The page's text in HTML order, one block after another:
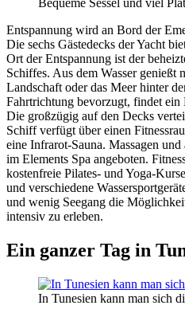
Entspannung wird an Bord der
Die sechs Gästedecks der Yacht
Ort der Entspannung ist der
Schiffes. Aus dem Wasser genießt
Landschaft oder das Meer hinter
Fahrtrichtung bevorzugt, findet
Die großzügig auf den Decks
Schiff verfügt über einen
eine Infrarot-Sauna. Massagen
im Elements Spa angeboten.
kostenfreie Pilates- und Yoga-
und verschiedene
und wenig Seegang die
intensiv zu erleben.
Ein ganzer Tag in
In Tunesien kann man sich